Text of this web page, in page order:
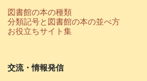
図書館の本の種類
分類記号と図書館の本の並べ方
お役立ちサイト集
交流・情報発信